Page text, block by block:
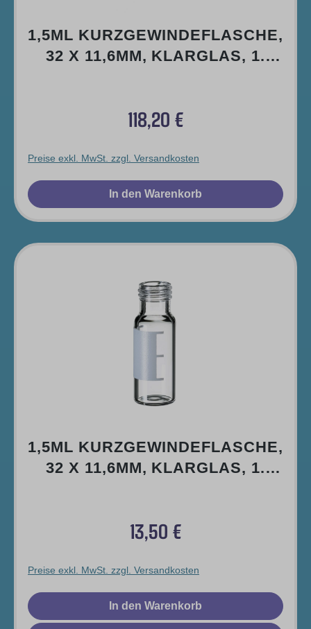
1,5ML KURZGEWINDEFLASCHE,
32 X 11,6MM, KLARGLAS, 1.
SCHRIFTFELD UND
Regulärer Preis:
118,20 €
Preise exkl. MwSt. zzgl. Versandkosten
In den Warenkorb
1,5ML KURZGEWINDEFLASCHE,
32 X 11,6MM, KLARGLAS, 1.
SCHRIFTFELD UND
Regulärer Preis:
13,50 €
Preise exkl. MwSt. zzgl. Versandkosten
In den Warenkorb